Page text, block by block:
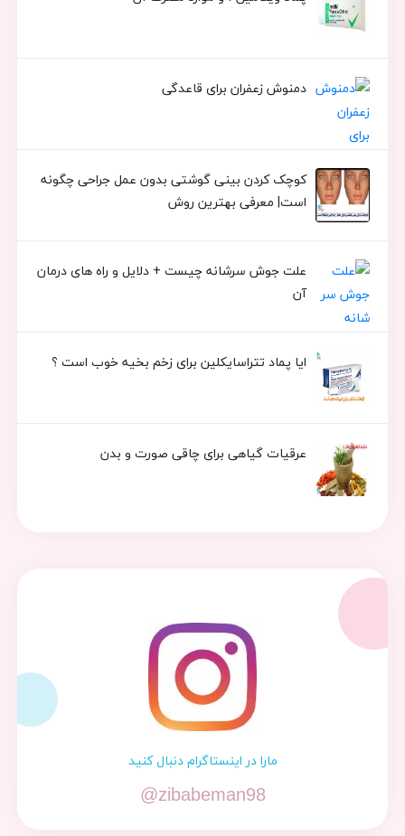
دمنوش زعفران برای قاعدگی
کوچک کردن بینی گوشتی بدون عمل جراحی چگونه
است| معرفی بهترین روش
علت جوش سرشانه چیست + دلایل و راه های درمان
آن
ایا پماد تتراسایکلین برای زخم بخیه خوب است ؟
عرقیات گیاهی برای چاقی صورت و بدن
مارا در اینستاگرام دنبال کنید
@zibabeman98